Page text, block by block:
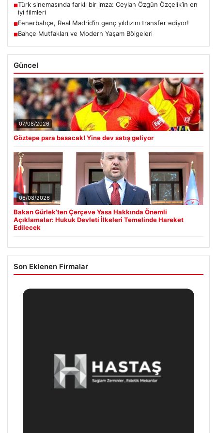
■Türk sinemasında farklı bir imza: Ceylan Özgün Özçelik’in en
iyi filmleri
■Fenerbahçe, Real Madrid’in genç yıldızını transfer ediyor!
■Bahçe Mutfakları ve Modern Yaşam Bölgeleri
Güncel
07/08/2026
Göztepe para basacak! Yine dev satış geliyor
06/08/2026
Bakan Gürlek’ten Çerçeve Yasa Hakkında Önemli
Açıklamalar: Hukuk Devleti İlkeleri Temelinde Hareket
Edilecek
Son Eklenen Firmalar